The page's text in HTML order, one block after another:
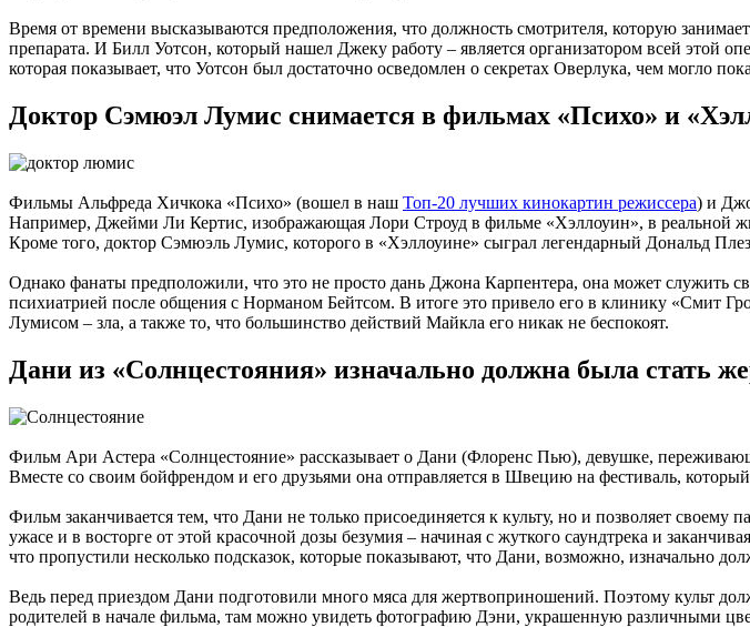
Время от времени высказываются предположения, что должность смотрителя, которую
препарата. И Билл Уотсон, который нашел Джеку работу – является организатором всей этой
которая показывает, что Уотсон был достаточно осведомлен о секретах Оверлука, чем могло
Доктор Сэмюэл Лумис снимается в фильмах «Психо» и
Фильмы Альфреда Хичкока «Психо» (вошел в наш Топ-20 лучших кинокартин режиссера) и
Например, Джейми Ли Кертис, изображающая Лори Строуд в фильме «Хэллоуин», в реальной
Кроме того, доктор Сэмюэль Лумис, которого в «Хэллоуине» сыграл легендарный Дональд
Однако фанаты предположили, что это не просто дань Джона Карпентера, она может
психиатрией после общения с Норманом Бейтсом. В итоге это привело его в клинику «Смит
Лумисом – зла, а также то, что большинство действий Майкла его никак не беспокоят.
Дани из «Солнцестояния» изначально должна была стать
Фильм Ари Астера «Солнцестояние» рассказывает о Дани (Флоренс Пью), девушке,
Вместе со своим бойфрендом и его друзьями она отправляется в Швецию на фестиваль,
Фильм заканчивается тем, что Дани не только присоединяется к культу, но и позволяет
ужасе и в восторге от этой красочной дозы безумия – начиная с жуткого саундтрека и
что пропустили несколько подсказок, которые показывают, что Дани, возможно, изначально
Ведь перед приездом Дани подготовили много мяса для жертвоприношений. Поэтому культ
родителей в начале фильма, там можно увидеть фотографию Дэни, украшенную различными